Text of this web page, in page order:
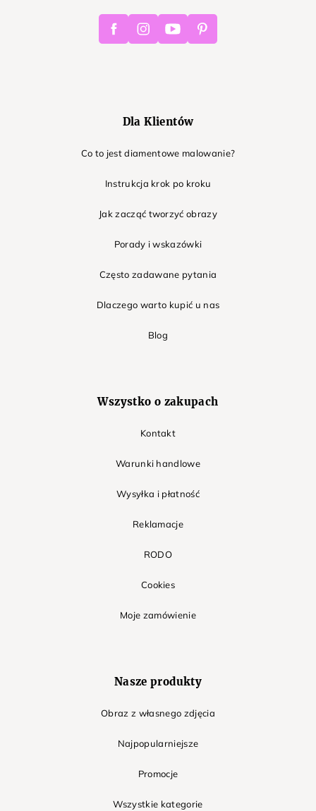
FacebookInstagramYoutube Pinterest
Dla Klientów
Co to jest diamentowe malowanie?
Instrukcja krok po kroku
Jak zacząć tworzyć obrazy
Porady i wskazówki
Często zadawane pytania
Dlaczego warto kupić u nas
Blog
Wszystko o zakupach
Kontakt
Warunki handlowe
Wysyłka i płatność
Reklamacje
RODO
Cookies
Moje zamówienie
Nasze produkty
Obraz z własnego zdjęcia
Najpopularniejsze
Promocje
Wszystkie kategorie